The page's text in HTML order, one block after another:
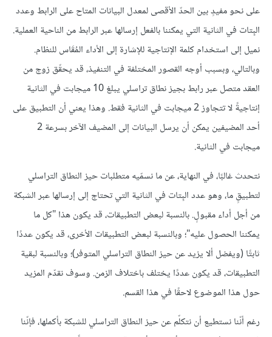
على نحو مفيدٍ بين الحدّ الأقصى لمعدل البيانات المتاح على الرابط وعدد
البِتات في الثانية التي يمكننا بالفعل إرسالها عبر الرابط من الناحية العملية.
نميل إلى استخدام كلمة الإنتاجية للإشارة إلى الأداء المُقَاس للنظام.
وبالتالي، وبسبب أوجه القصور المختلفة في التنفيذ، قد يحقّق زوج من
العقد متصل عبر رابط بجيز نطاق تراسلي يبلغ 10 ميجابت في الثانية
إنتاجيةً لا تتجاوز 2 ميجابت في الثانية فقط. وهذا يعني أن التطبيق على
أحد المضيفين يمكن أن يرسل البيانات إلى المضيف الآخر بسرعة 2
ميجابت في الثانية.
نتحدث غالبًا، في النهاية، عن ما نسمّيه متطلبات حيز النطاق التراسلي
لتطبيقٍ ما، وهو عدد البِتات في الثانية التي تحتاج إلى إرسالها عبر الشبكة
من أجل أداء مقبولٍ. بالنسبة لبعض التطبيقات، قد يكون هذا "كل ما
يمكننا الحصول عليه"؛ وبالنسبة لبعض التطبيقات الأخرى، قد يكون عددًا
ثابتًا (ويفضل ألا يزيد عن حيز النطاق التراسلي المتوفر)؛ وبالنسبة لبقية
التطبيقات، قد يكون عددًا يختلف باختلاف الزمن. وسوف نقدّم المزيد
حول هذا الموضوع لاحقًا في هذا القسم.
رغم أنّنا نستطيع أن نتكلّم عن حيز النطاق التراسلي للشبكة بأكملها، فإنّنا